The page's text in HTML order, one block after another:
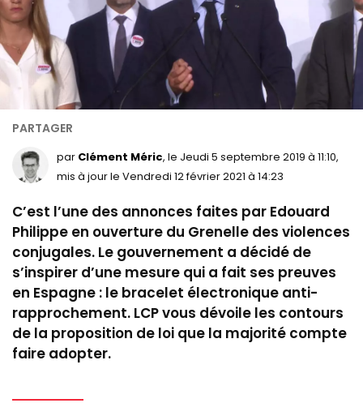
par Clément Méric, le Jeudi 5 septembre 2019 à 11:10,
mis à jour le Vendredi 12 février 2021 à 14:23
C’est l’une des annonces faites par Edouard
Philippe en ouverture du Grenelle des violences
conjugales. Le gouvernement a décidé de
s’inspirer d’une mesure qui a fait ses preuves
en Espagne : le bracelet électronique anti-
rapprochement. LCP vous dévoile les contours
de la proposition de loi que la majorité compte
faire adopter.